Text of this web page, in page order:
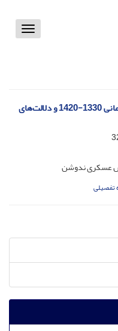
Toggle
تحولات جمعیتی استان کردستان در دوره زمانی 1330-1420 و دلالت‌های
عسکری ندوشن
تفصیلی